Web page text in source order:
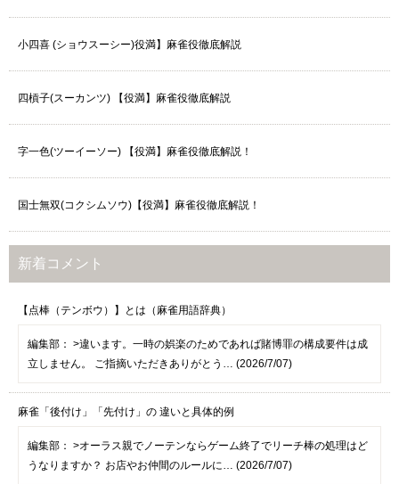
小四喜 (ショウスーシー)役満】麻雀役徹底解説
四槓子(スーカンツ) 【役満】麻雀役徹底解説
字一色(ツーイーソー) 【役満】麻雀役徹底解説！
国士無双(コクシムソウ)【役満】麻雀役徹底解説！
新着コメント
【点棒（テンボウ）】とは（麻雀用語辞典）
編集部： >違います。一時の娯楽のためであれば賭博罪の構成要件は成
立しません。 ご指摘いただきありがとう… (2026/7/07)
麻雀「後付け」「先付け」の 違いと具体的例
編集部： >オーラス親でノーテンならゲーム終了でリーチ棒の処理はど
うなりますか？ お店やお仲間のルールに… (2026/7/07)